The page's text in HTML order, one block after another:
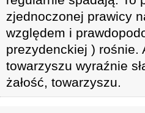
zjednoczonej prawicy
względem i
prezydenckiej ) rośnie.
towarzyszu wyraźnie
żałość, towarzyszu.